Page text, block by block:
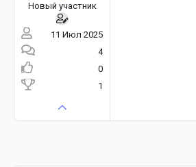
Новый участник
11 Июл 2025
4
0
1